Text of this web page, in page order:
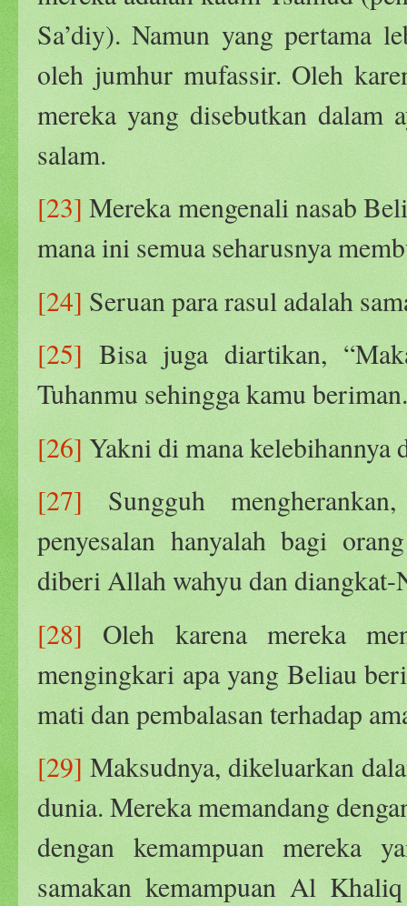
Sa’diy). Namun yang pertama
oleh jumhur mufassir. Oleh
mereka yang disebutkan
salam.
[23] Mereka mengenali nasab
mana ini semua seharusnya
[24] Seruan para rasul adalah
[25] Bisa juga diartikan,
Tuhanmu sehingga kamu
[26] Yakni di mana kelebihannya
[27] Sungguh
penyesalan hanyalah bagi
diberi Allah wahyu dan diangkat-
[28] Oleh karena mereka
mengingkari apa yang Beliau
mati dan pembalasan terhadap
[29] Maksudnya, dikeluarkan
dunia. Mereka memandang
dengan kemampuan mereka
samakan kemampuan Al